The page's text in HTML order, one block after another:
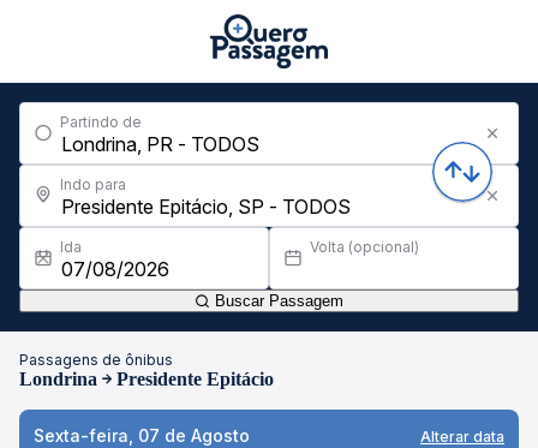
Partindo de
Indo para
Ida Volta (opcional)
Buscar Passagem
Passagens de ônibus
Londrina Presidente Epitácio
Sexta-feira, 07 de Agosto Alterar data